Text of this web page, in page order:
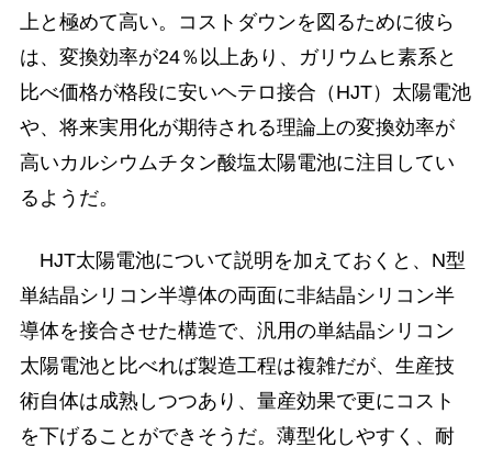
上と極めて高い。コストダウンを図るために彼ら
は、変換効率が24％以上あり、ガリウムヒ素系と
比べ価格が格段に安いヘテロ接合（HJT）太陽電池
や、将来実用化が期待される理論上の変換効率が
高いカルシウムチタン酸塩太陽電池に注目してい
るようだ。
HJT太陽電池について説明を加えておくと、N型
単結晶シリコン半導体の両面に非結晶シリコン半
導体を接合させた構造で、汎用の単結晶シリコン
太陽電池と比べれば製造工程は複雑だが、生産技
術自体は成熟しつつあり、量産効果で更にコスト
を下げることができそうだ。薄型化しやすく、耐